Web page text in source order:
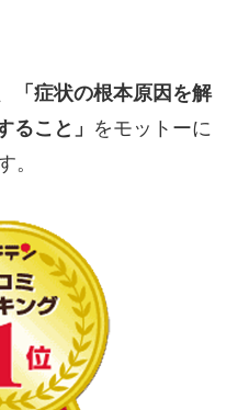
「症状の根本原因を解
ること」 をモットーに
。